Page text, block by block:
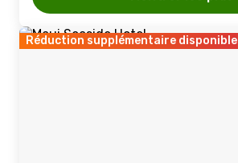
Réduction supplémentaire disponible